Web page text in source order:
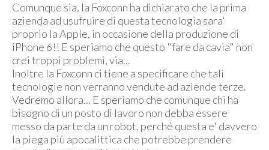
Comunque sia, la Foxconn ha dichiarato che la prima
azienda ad usufruire di questa tecnologia sara'
proprio la Apple, in occasione della produzione di
iPhone 6!! E speriamo che questo "fare da cavia" non
crei troppi problemi, via...
Inoltre la Foxconn ci tiene a specificare che tali
tecnologie non verranno vendute ad aziende terze.
Vedremo allora... E speriamo che comunque chi ha
bisogno di un posto di lavoro non debba essere
messo da parte da un robot, perché questa e' davvero
la piega più apocalittica che potrebbe prendere